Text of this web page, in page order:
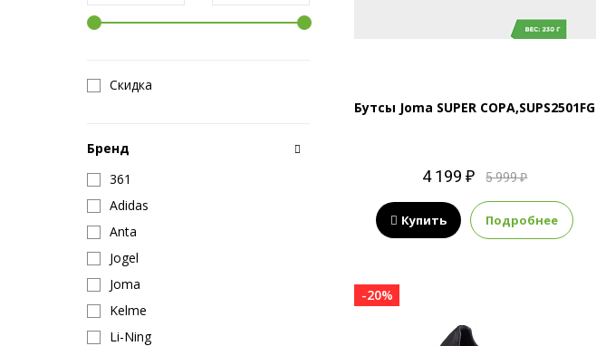
Скидка
Бренд
361
Adidas
Anta
Jogel
Joma
Kelme
Li-Ning
Бутсы Joma SUPER COPA,SUPS2501FG
4 199 ₽ 5 999 ₽
Купить Подробнее
-20%